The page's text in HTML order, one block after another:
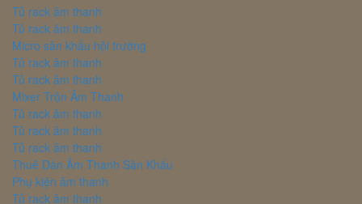
Tủ rack âm thanh
Tủ rack âm thanh
Micro sân khấu hội trường
Tủ rack âm thanh
Tủ rack âm thanh
Mixer Trộn Âm Thanh
Tủ rack âm thanh
Tủ rack âm thanh
Tủ rack âm thanh
Thuê Dàn Âm Thanh Sân Khấu
Phụ kiện âm thanh
Tủ rack âm thanh